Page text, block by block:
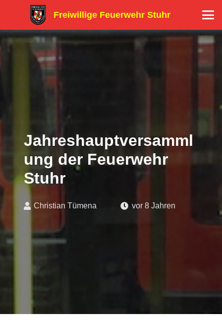
Freiwillige Feuerwehr Stuhr
Jahreshauptversamml
ung der Feuerwehr
Stuhr
Christian Tümena vor 8 Jahren